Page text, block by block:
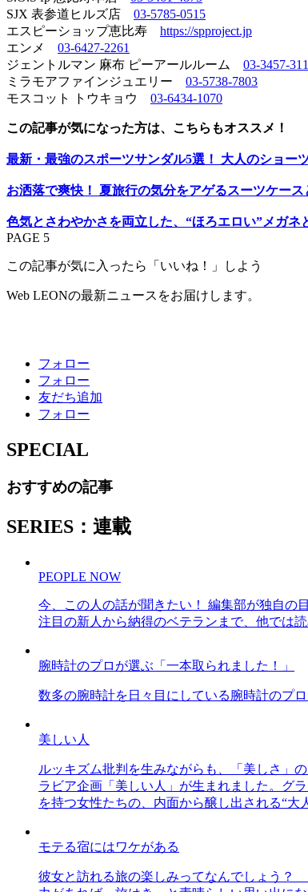
SJX 表参道ヒルズ店 03-5785-0515
エスピーショップ恵比寿 https://spproject.jp
エンメ 03-6427-2261
ジェントルマン 麻布 ピーアールルーム 03-3457-
ミラモアファインジュエリー 03-5738-7803
モスコット トウキョウ 03-6434-1070
この記事が気になった方は、こちらもオススメ！
最新・最強のスポーツサンダル5選！ 大人のショー
お洒落で爽快！ 夏旅行の気分をアゲるスーツケース
色気とさわやかさを両立した、“ほろエロい”メガネ
PAGE 5
この記事が気に入ったら「いいね！」しよう
Web LEONの最新ニュースをお届けします。
フォロー
フォロー
友だち追加
フォロー
SPECIAL
おすすめの記事
SERIES：連載
PEOPLE NOW
今、この人の話が聞きたい！ 編集部が独自の
注目の新人から納得のベテランまで、他では
腕時計のプロが選ぶ「一本取られました！」
数多の腕時計を日々目にしている腕時計のプ
美しい人
ルッキズム批判を生みながらも、「美しさ」
ラビア企画「美しい人」が生まれました。グ
を持つ女性たちの、内面から醸し出される“大
モテる宿にはワケがある
彼女と訪れる旅の楽しみってなんでしょう？